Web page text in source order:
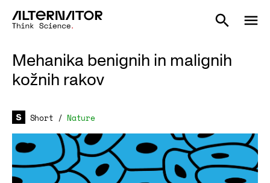
Mehanika benignih in malignih
kožnih rakov
Short / Nature